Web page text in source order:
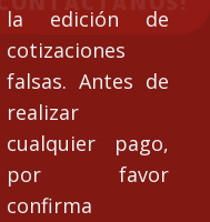
la edición de
cotizaciones
falsas. Antes de
realizar
cualquier pago,
por favor
confirma